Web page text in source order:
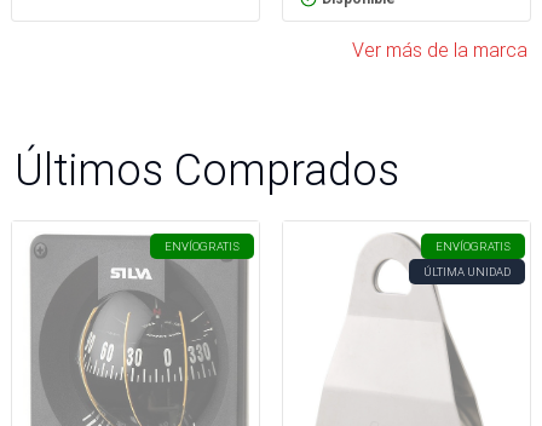
Ver más de la marca
Últimos Comprados
ENVÍOGRATIS ENVÍOGRATIS
ÚLTIMA UNIDAD